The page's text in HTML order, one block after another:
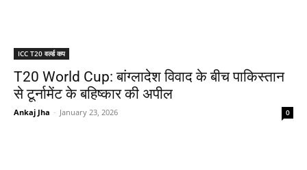
ICC T20 वर्ल्ड कप
T20 World Cup: बांग्लादेश विवाद के बीच पाकिस्तान
से टूर्नामेंट के बहिष्कार की अपील
Ankaj Jha - January 23, 2026 0